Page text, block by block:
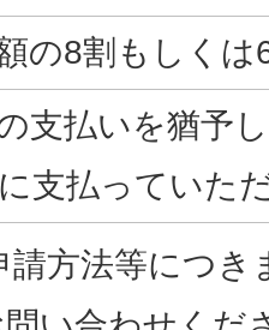
の8割もしく
支払いを猶予
支払っていた
請方法等につき